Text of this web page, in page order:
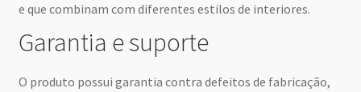
e que combinam com diferentes estilos de interiores.
Garantia e suporte
O produto possui garantia contra defeitos de fabricação,